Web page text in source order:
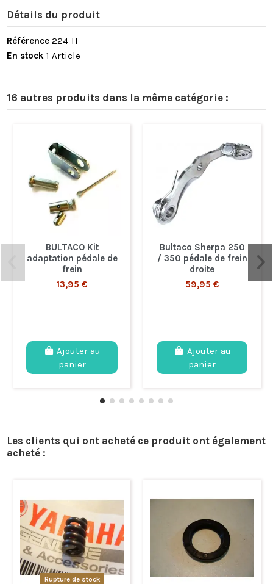
Détails du produit
Référence 224-H
En stock 1 Article
16 autres produits dans la même catégorie :
BULTACO Kit
adaptation pédale de
frein
13,95 €
Ajouter au
panier
Bultaco Sherpa 250
/ 350 pédale de frein
droite
59,95 €
Ajouter au
panier
Les clients qui ont acheté ce produit ont également
acheté :
Rupture de stock